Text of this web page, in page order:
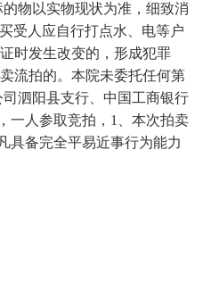
物以实物现状为准，细致消
受人应自行打点水、电等户
时发生改变的，形成犯罪
流拍的。本院未委托任何第
泗阳县支行、中国工商银行
一人参取竞拍，1、本次拍卖
具备完全平易近事行为能力